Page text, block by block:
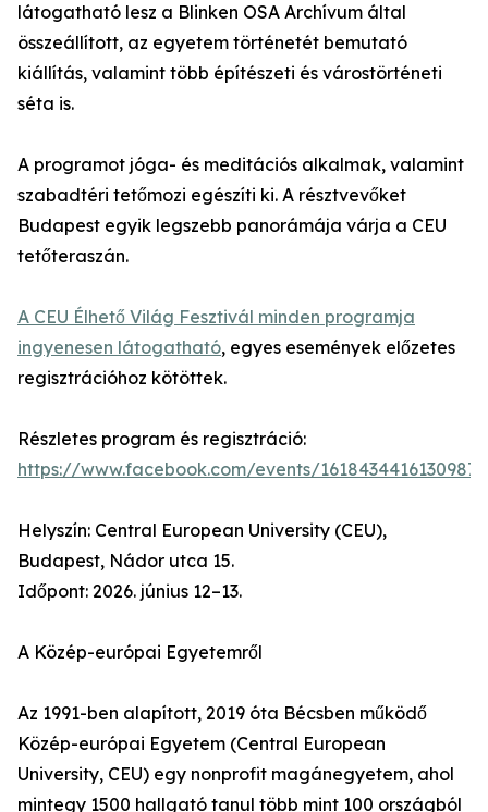
látogatható lesz a Blinken OSA Archívum által
összeállított, az egyetem történetét bemutató
kiállítás, valamint több építészeti és várostörténeti
séta is.
A programot jóga- és meditációs alkalmak, valamint
szabadtéri tetőmozi egészíti ki. A résztvevőket
Budapest egyik legszebb panorámája várja a CEU
tetőteraszán.
A CEU Élhető Világ Fesztivál minden programja
ingyenesen látogatható, egyes események előzetes
regisztrációhoz kötöttek.
Részletes program és regisztráció:
https://www.facebook.com/events/1618434416130987/
Helyszín: Central European University (CEU),
Budapest, Nádor utca 15.
Időpont: 2026. június 12–13.
A Közép-európai Egyetemről
Az 1991-ben alapított, 2019 óta Bécsben működő
Közép-európai Egyetem (Central European
University, CEU) egy nonprofit magánegyetem, ahol
mintegy 1500 hallgató tanul több mint 100 országból